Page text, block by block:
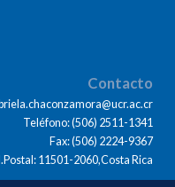
Contacto
Teléfono: (506) 2511-1341
Fax: (506) 2224-9367
11501-2060,Costa Rica